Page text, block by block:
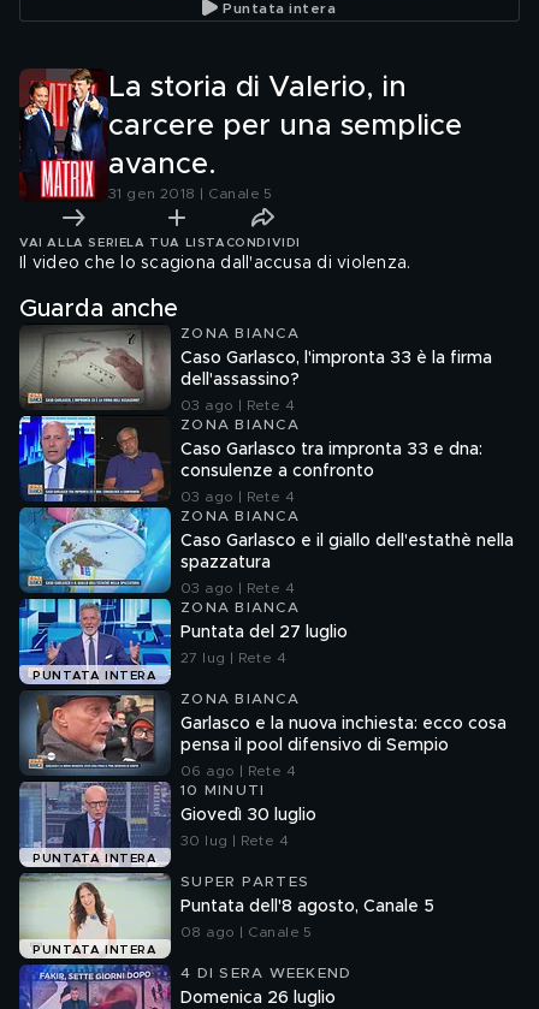
Puntata intera
La storia di Valerio, in
carcere per una semplice
avance.
31 gen 2018 | Canale 5
VAI ALLA SERIE LA TUA LISTA CONDIVIDI
Il video che lo scagiona dall'accusa di violenza.
Guarda anche
ZONA BIANCA
Caso Garlasco, l'impronta 33 è la firma
dell'assassino?
03 ago | Rete 4
ZONA BIANCA
Caso Garlasco tra impronta 33 e dna:
consulenze a confronto
03 ago | Rete 4
ZONA BIANCA
Caso Garlasco e il giallo dell'estathè nella
spazzatura
03 ago | Rete 4
PUNTATA INTERA
ZONA BIANCA
Puntata del 27 luglio
27 lug | Rete 4
ZONA BIANCA
Garlasco e la nuova inchiesta: ecco cosa
pensa il pool difensivo di Sempio
06 ago | Rete 4
PUNTATA INTERA
10 MINUTI
Giovedì 30 luglio
30 lug | Rete 4
PUNTATA INTERA
SUPER PARTES
Puntata dell'8 agosto, Canale 5
08 ago | Canale 5
4 DI SERA WEEKEND
Domenica 26 luglio